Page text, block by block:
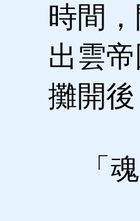
時間
出雲
攤開
「魂